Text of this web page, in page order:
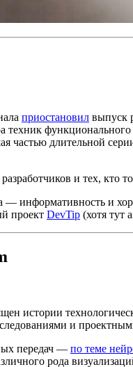
приостановил выпуск
техник
частью длительной
и тех, кто
— информативность и
проект DevTip (хотя тут
истории
и
передач — по теме
рода